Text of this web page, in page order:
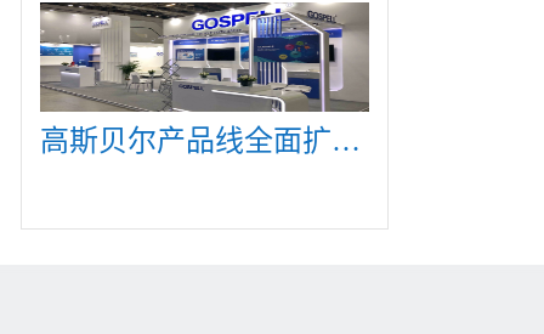
高斯贝尔产品线全面扩展，众多新产品亮相CommunicAsia 2019